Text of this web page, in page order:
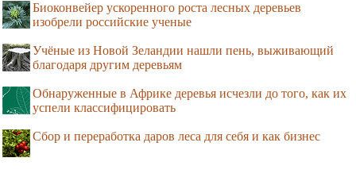
Биоконвейер ускоренного роста лесных деревьев
изобрели российские ученые
Учёные из Новой Зеландии нашли пень, выживающий
благодаря другим деревьям
Обнаруженные в Африке деревья исчезли до того, как их
успели классифицировать
Сбор и переработка даров леса для себя и как бизнес